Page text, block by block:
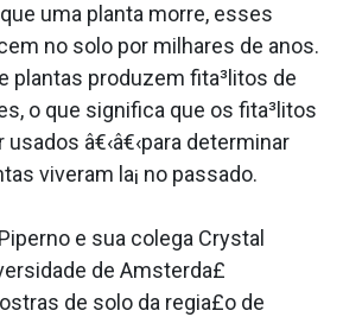
uma planta morre, esses
no solo por milhares de anos.
plantas produzem fita³litos de
o que significa que os fita³litos
â€‹â€‹para determinar
viveram la¡ no passado.
e sua colega Crystal
de Amsterda£
de solo da regia£o de